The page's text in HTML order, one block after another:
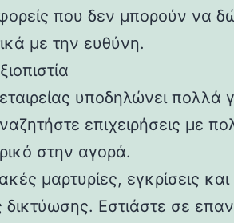
που δεν μπορούν να
με την ευθύνη.
υποδηλώνει πολλά
επιχειρήσεις με
στην αγορά.
μαρτυρίες, εγκρίσεις
δικτύωσης. Εστιάστε σε